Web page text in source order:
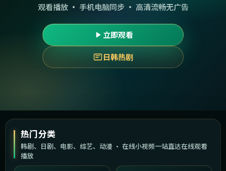
观看播放 · 手机电脑同步 · 高清流畅无广告
立即观看
日韩热剧
热门分类
韩剧、日剧、电影、综艺、动漫 · 在线小视频一站直达在线观看
播放